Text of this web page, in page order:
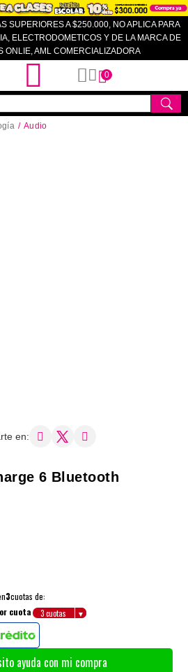
SUPERIORES A $250.000, NO APLICA PARA
ELECTRODOMETICOS Y DE LA MARCA DE
ONLIE, AML COMERCIALIZADORA
Almacenes SI
0
Audio
en:
6 Bluetooth
3cuotas de:
cuota
ayuda con mi compra